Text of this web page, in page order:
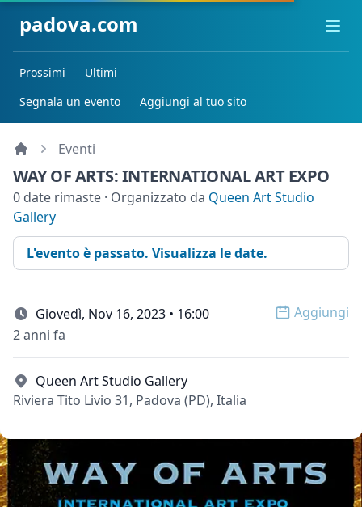
padova.com
Prossimi
Ultimi
Segnala un evento
Aggiungi al tuo sito
Eventi
WAY OF ARTS: INTERNATIONAL ART EXPO
0 date rimaste · Organizzato da Queen Art Studio
Gallery
L'evento è passato. Visualizza le date.
Giovedì, Nov 16, 2023 • 16:00 Open
Aggiungi
2 anni fa
Queen Art Studio Gallery
Riviera Tito Livio 31, Padova (PD), Italia